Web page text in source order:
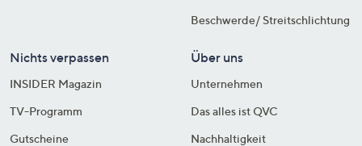
Beschwerde/ Streitschlichtung
Nichts verpassen
INSIDER Magazin
TV-Programm
Gutscheine
Über uns
Unternehmen
Das alles ist QVC
Nachhaltigkeit